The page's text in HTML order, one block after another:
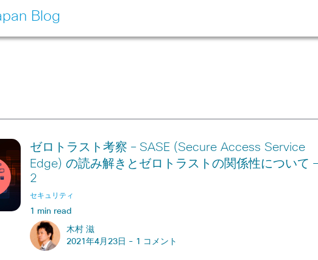
Blog
ゼロトラスト考察 – SASE (Secure Access Service
Edge) の読み解きとゼロトラストの関係性について –
2
セキュリティ
1 min read
木村 滋
2021年4月23日 - 1 コメント